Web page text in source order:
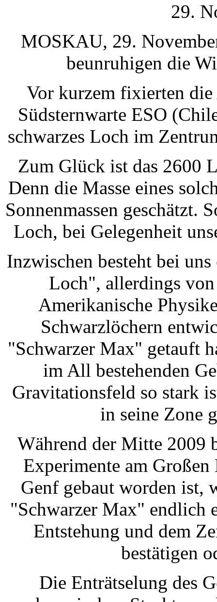
29.
MOSKAU, 29.
beunruhigen die
Vor kurzem fixierten
Südsternwarte ESO
schwarzes Loch im
Zum Glück ist das 2600
Denn die Masse eines
Sonnenmassen geschätzt.
Loch, bei Gelegenheit
Inzwischen besteht bei
Loch", allerdings von
Amerikanische
Schwarzlöchern
"Schwarzer Max" getauft
im All bestehenden
Gravitationsfeld so stark
in seine Zone
Während der Mitte 2009
Experimente am
Genf gebaut worden ist,
"Schwarzer Max" endlich
Entstehung und dem
bestätigen
Die Enträtselung des